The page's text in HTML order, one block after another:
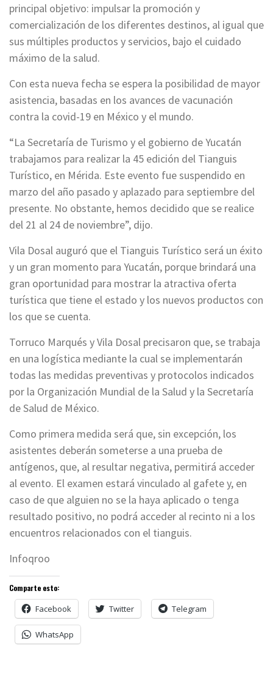
principal objetivo: impulsar la promoción y
comercialización de los diferentes destinos, al igual que
sus múltiples productos y servicios, bajo el cuidado
máximo de la salud.
Con esta nueva fecha se espera la posibilidad de mayor
asistencia, basadas en los avances de vacunación
contra la covid-19 en México y el mundo.
“La Secretaría de Turismo y el gobierno de Yucatán
trabajamos para realizar la 45 edición del Tianguis
Turístico, en Mérida. Este evento fue suspendido en
marzo del año pasado y aplazado para septiembre del
presente. No obstante, hemos decidido que se realice
del 21 al 24 de noviembre”, dijo.
Vila Dosal auguró que el Tianguis Turístico será un éxito
y un gran momento para Yucatán, porque brindará una
gran oportunidad para mostrar la atractiva oferta
turística que tiene el estado y los nuevos productos con
los que se cuenta.
Torruco Marqués y Vila Dosal precisaron que, se trabaja
en una logística mediante la cual se implementarán
todas las medidas preventivas y protocolos indicados
por la Organización Mundial de la Salud y la Secretaría
de Salud de México.
Como primera medida será que, sin excepción, los
asistentes deberán someterse a una prueba de
antígenos, que, al resultar negativa, permitirá acceder
al evento. El examen estará vinculado al gafete y, en
caso de que alguien no se la haya aplicado o tenga
resultado positivo, no podrá acceder al recinto ni a los
encuentros relacionados con el tianguis.
Infoqroo
Comparte esto:
Facebook Twitter Telegram
WhatsApp